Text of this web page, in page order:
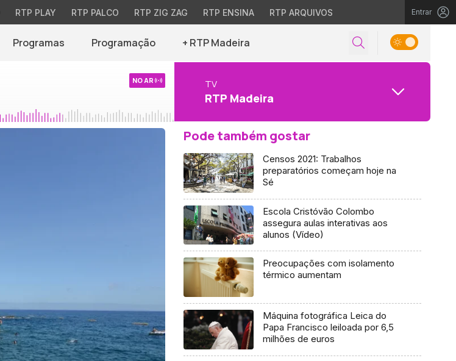
RTP PLAY RTP PALCO RTP ZIG ZAG RTP ENSINA RTP ARQUIVOS Entrar
Programas Programação + RTP Madeira
NO AR TV
RTP Madeira
Pode também gostar
Censos 2021: Trabalhos
preparatórios começam hoje na
Sé
Escola Cristóvão Colombo
assegura aulas interativas aos
alunos (Vídeo)
Preocupações com isolamento
térmico aumentam
Máquina fotográfica Leica do
Papa Francisco leiloada por 6,5
milhões de euros